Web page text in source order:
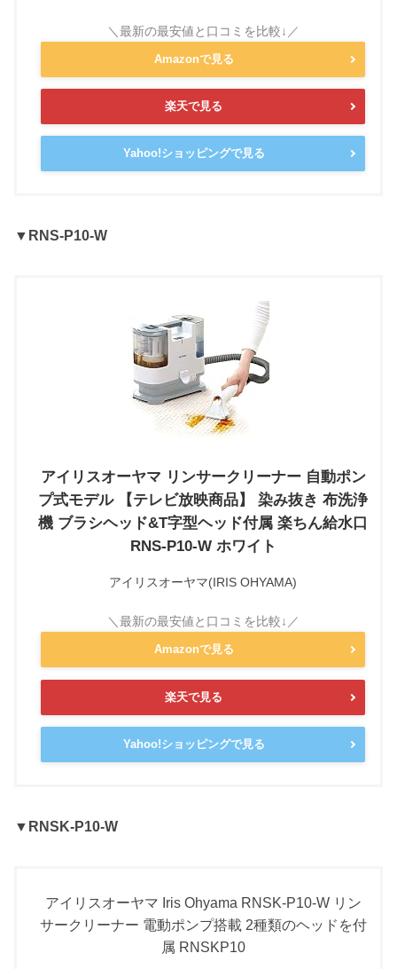
Amazonで見る
楽天で見る
Yahoo!ショッピングで見る
▼RNS-P10-W
アイリスオーヤマ リンサークリーナー 自動ポン
プ式モデル 【テレビ放映商品】 染み抜き 布洗浄
機 ブラシヘッド&T字型ヘッド付属 楽ちん給水口
RNS-P10-W ホワイト
アイリスオーヤマ(IRIS OHYAMA)
Amazonで見る
楽天で見る
Yahoo!ショッピングで見る
▼RNSK-P10-W
アイリスオーヤマ Iris Ohyama RNSK-P10-W リン
サークリーナー 電動ポンプ搭載 2種類のヘッドを付
属 RNSKP10